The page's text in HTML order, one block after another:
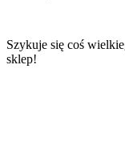
Szykuje się coś
sklep!